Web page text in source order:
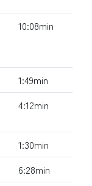
10:08min
1:49min
4:12min
1:30min
6:28min